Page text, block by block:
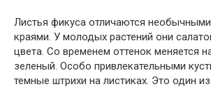
Листья фикуса отличаются
краями. У молодых растений они
цвета. Со временем оттенок меняется
зеленый. Особо привлекательными
темные штрихи на листиках. Это один из